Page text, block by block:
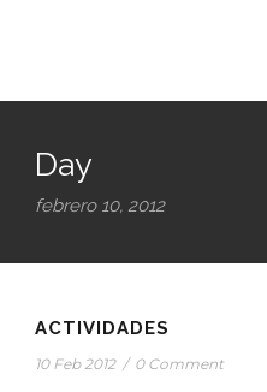
Day
febrero 10, 2012
ACTIVIDADES
10 Feb 2012 / 0 Comment